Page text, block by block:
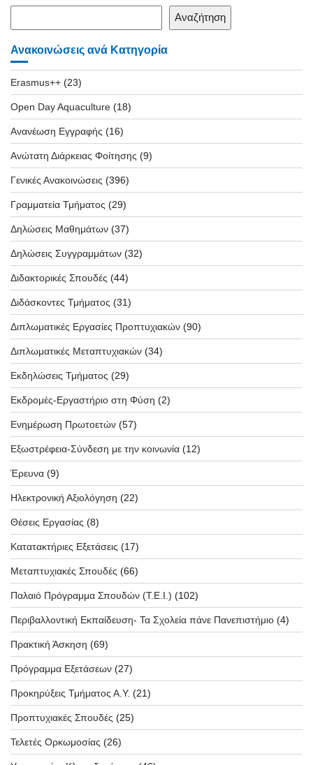
Αναζήτηση
Ανακοινώσεις ανά Κατηγορία
Erasmus++ (23)
Open Day Aquaculture (18)
Ανανέωση Εγγραφής (16)
Ανώτατη Διάρκειας Φοίτησης (9)
Γενικές Ανακοινώσεις (396)
Γραμματεία Τμήματος (29)
Δηλώσεις Μαθημάτων (37)
Δηλώσεις Συγγραμμάτων (32)
Διδακτορικές Σπουδές (44)
Διδάσκοντες Τμήματος (31)
Διπλωματικές Εργασίες Προπτυχιακών (90)
Διπλωματικές Μεταπτυχιακών (34)
Εκδηλώσεις Τμήματος (29)
Εκδρομές-Εργαστήριο στη Φύση (2)
Ενημέρωση Πρωτοετών (57)
Εξωστρέφεια-Σύνδεση με την κοινωνία (12)
Έρευνα (9)
Ηλεκτρονική Αξιολόγηση (22)
Θέσεις Εργασίας (8)
Κατατακτήριες Εξετάσεις (17)
Μεταπτυχιακές Σπουδές (66)
Παλαιό Πρόγραμμα Σπουδών (T.E.I.) (102)
Περιβαλλοντική Εκπαίδευση- Τα Σχολεία πάνε Πανεπιστήμιο (4)
Πρακτική Άσκηση (69)
Πρόγραμμα Εξετάσεων (27)
Προκηρύξεις Τμήματος Α.Υ. (21)
Προπτυχιακές Σπουδές (25)
Τελετές Ορκωμοσίας (26)